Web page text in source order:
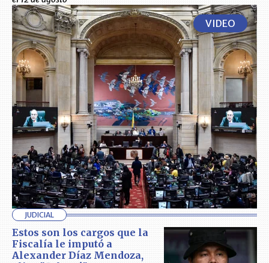
VIDEO
JUDICIAL
Estos son los cargos que la
Fiscalía le imputó a
Alexander Díaz Mendoza,